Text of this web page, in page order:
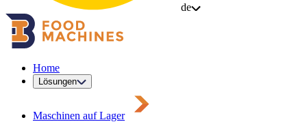
de
Home
Lösungen
Maschinen auf Lager